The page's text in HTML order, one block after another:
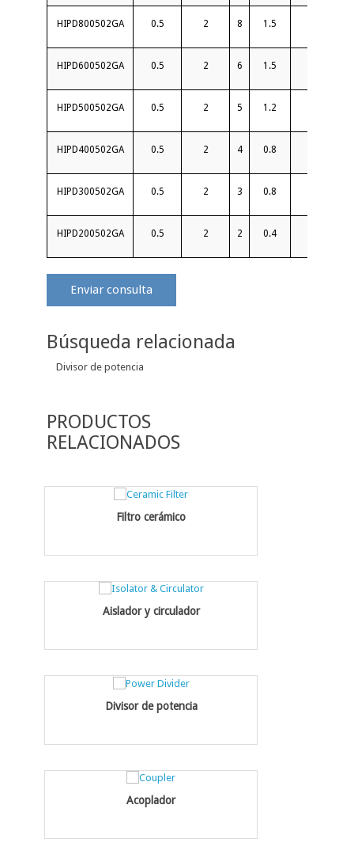
HIPD800502GA 0.5 2 8 1.5
HIPD600502GA 0.5 2 6 1.5
HIPD500502GA 0.5 2 5 1.2
HIPD400502GA 0.5 2 4 0.8
HIPD300502GA 0.5 2 3 0.8
HIPD200502GA 0.5 2 2 0.4
Enviar consulta
Búsqueda relacionada
Divisor de potencia
PRODUCTOS
RELACIONADOS
Filtro cerámico
Aislador y circulador
Divisor de potencia
Acoplador